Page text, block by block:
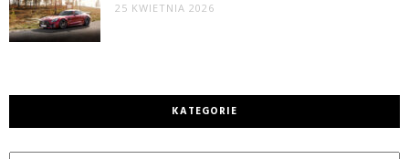
25 KWIETNIA 2026
KATEGORIE
Kategorie